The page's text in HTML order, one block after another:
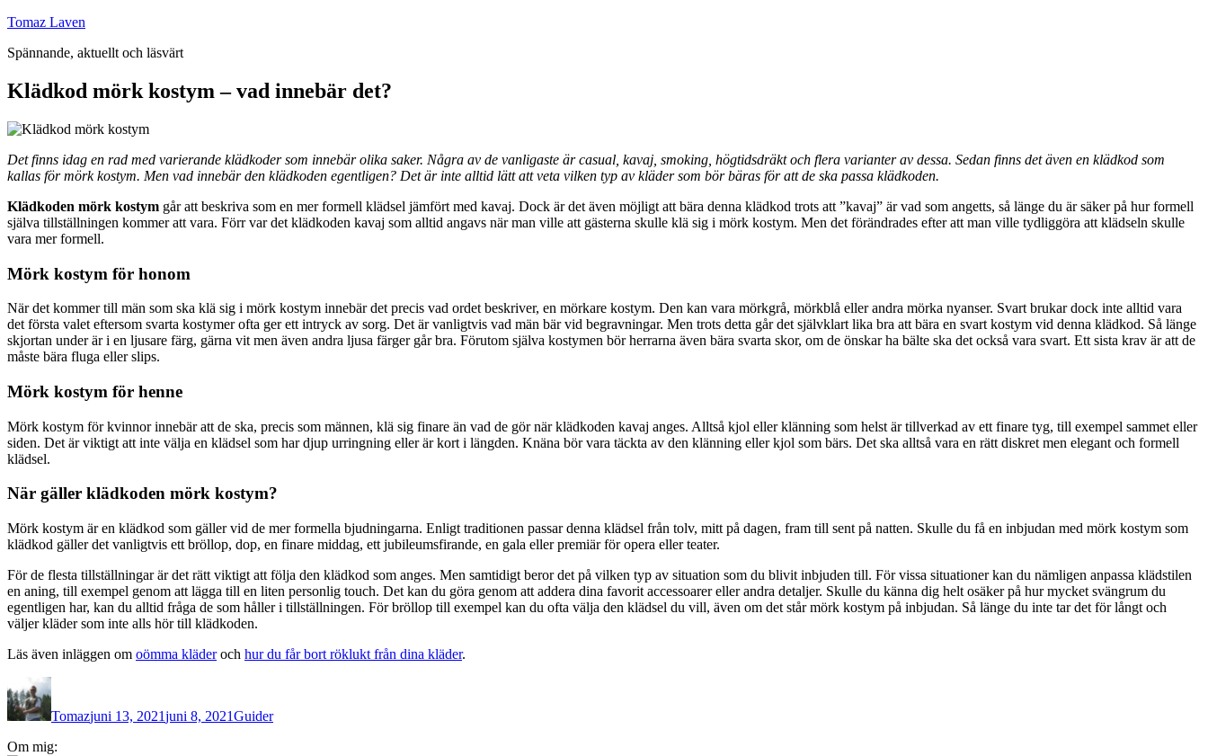
Hoppa
innehåll
Tomaz Laven
Spännande, aktuellt och läsvärt
Klädkod mörk kostym – vad innebär det?
Det finns idag en rad med varierande klädkoder som innebär olika saker. Några av de vanligaste är casual, kavaj, smoking, högtidsdräkt och flera varianter av dessa. Sedan finns det även en klädkod som
kallas för mörk kostym. Men vad innebär den klädkoden egentligen? Det är inte alltid lätt att veta vilken typ av kläder som bör bäras för att de ska passa klädkoden.
Klädkoden mörk kostym går att beskriva som en mer formell klädsel jämfört med kavaj. Dock är det även möjligt att bära denna klädkod trots att ”kavaj” är vad som angetts, så länge du är säker på hur formell
själva tillställningen kommer att vara. Förr var det klädkoden kavaj som alltid angavs när man ville att gästerna skulle klä sig i mörk kostym. Men det förändrades efter att man ville tydliggöra att klädseln skulle
vara mer formell.
Mörk kostym för honom
När det kommer till män som ska klä sig i mörk kostym innebär det precis vad ordet beskriver, en mörkare kostym. Den kan vara mörkgrå, mörkblå eller andra mörka nyanser. Svart brukar dock inte alltid vara
det första valet eftersom svarta kostymer ofta ger ett intryck av sorg. Det är vanligtvis vad män bär vid begravningar. Men trots detta går det självklart lika bra att bära en svart kostym vid denna klädkod. Så länge
skjortan under är i en ljusare färg, gärna vit men även andra ljusa färger går bra. Förutom själva kostymen bör herrarna även bära svarta skor, om de önskar ha bälte ska det också vara svart. Ett sista krav är att de
måste bära fluga eller slips.
Mörk kostym för henne
Mörk kostym för kvinnor innebär att de ska, precis som männen, klä sig finare än vad de gör när klädkoden kavaj anges. Alltså kjol eller klänning som helst är tillverkad av ett finare tyg, till exempel sammet eller
siden. Det är viktigt att inte välja en klädsel som har djup urringning eller är kort i längden. Knäna bör vara täckta av den klänning eller kjol som bärs. Det ska alltså vara en rätt diskret men elegant och formell
klädsel.
När gäller klädkoden mörk kostym?
Mörk kostym är en klädkod som gäller vid de mer formella bjudningarna. Enligt traditionen passar denna klädsel från tolv, mitt på dagen, fram till sent på natten. Skulle du få en inbjudan med mörk kostym som
klädkod gäller det vanligtvis ett bröllop, dop, en finare middag, ett jubileumsfirande, en gala eller premiär för opera eller teater.
För de flesta tillställningar är det rätt viktigt att följa den klädkod som anges. Men samtidigt beror det på vilken typ av situation som du blivit inbjuden till. För vissa situationer kan du nämligen anpassa klädstilen
en aning, till exempel genom att lägga till en liten personlig touch. Det kan du göra genom att addera dina favorit accessoarer eller andra detaljer. Skulle du känna dig helt osäker på hur mycket svängrum du
egentligen har, kan du alltid fråga de som håller i tillställningen. För bröllop till exempel kan du ofta välja den klädsel du vill, även om det står mörk kostym på inbjudan. Så länge du inte tar det för långt och
väljer kläder som inte alls hör till klädkoden.
Läs även inläggen om oömma kläderoch hur du får bort röklukt från dina kläder.
Författare
Tomazjuni 13, 2021juni 8, 2021Guider
Om mig: